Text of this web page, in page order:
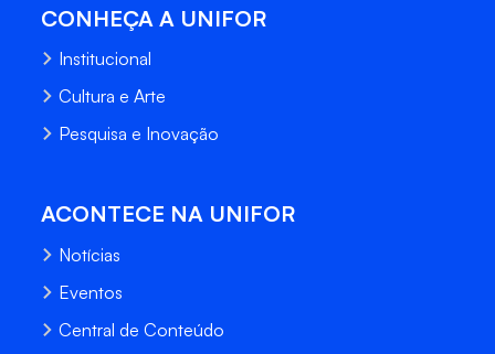
CONHEÇA A UNIFOR
Institucional
Cultura e Arte
Pesquisa e Inovação
ACONTECE NA UNIFOR
Notícias
Eventos
Central de Conteúdo